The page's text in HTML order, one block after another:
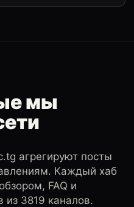
мы
агрегируют посты
Каждый хаб
FAQ и
из 3819 каналов.